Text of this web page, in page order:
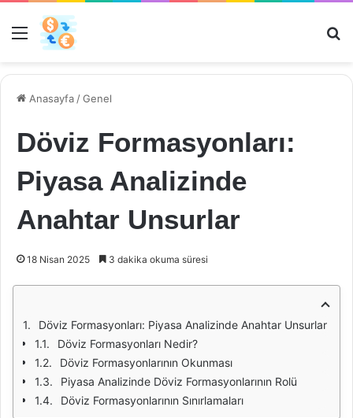
Menü
Anasayfa /Genel
Döviz Formasyonları:
Piyasa Analizinde
Anahtar Unsurlar
18 Nisan 2025 3 dakika okuma süresi
Döviz Formasyonları: Piyasa Analizinde Anahtar Unsurlar
Döviz Formasyonları Nedir?
Döviz Formasyonlarının Okunması
Piyasa Analizinde Döviz Formasyonlarının Rolü
Döviz Formasyonlarının Sınırlamaları